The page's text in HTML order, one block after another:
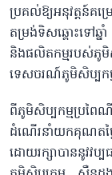
ប្រគល់ឱ្យអនុវត្តន៍
តម្រង់ទិសឆ្ពោះទៅឆ្
និងផលិតកម្មរប
ទេសចរណ៍ភូមិសិប្បកម្
ពីភូមិសិប្បកម្មប្រ
ដំណើរនាំយកគុណតម្
ដោយរក្សាបាននូវវប្